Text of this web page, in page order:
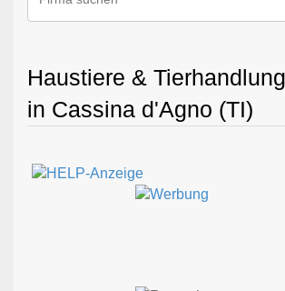
Haustiere &
in Cassina d'Agno (TI)